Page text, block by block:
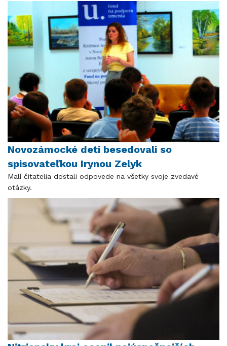
Novozámocké deti besedovali so
spisovateľkou Irynou Zelyk
Malí čitatelia dostali odpovede na všetky svoje zvedavé
otázky.